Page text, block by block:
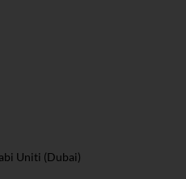
Uniti (Dubai)